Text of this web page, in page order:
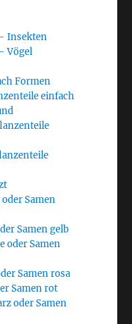
Insekten
Vögel
Formen
einfach
Samen
Samen gelb
oder Samen
Samen rosa
Samen rot
oder Samen